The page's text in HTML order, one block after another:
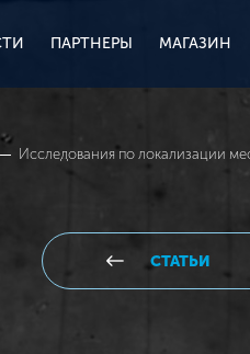
ПАРТНЕРЫ МАГАЗИН
Исследования по локализации
СТАТЬИ